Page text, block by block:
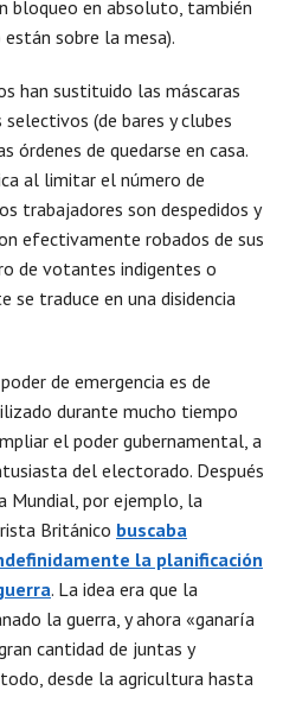
bloqueo en absoluto, también
sobre la mesa).
han sustituido las máscaras
(de bares y clubes
órdenes de quedarse en casa.
al limitar el número de
trabajadores son despedidos y
efectivamente robados de sus
de votantes indigentes o
se traduce en una disidencia
de emergencia es de
durante mucho tiempo
el poder gubernamental, a
del electorado. Después
Mundial, por ejemplo, la
Británico buscaba
la planificación
. La idea era que la
la guerra, y ahora «ganaría
cantidad de juntas y
desde la agricultura hasta